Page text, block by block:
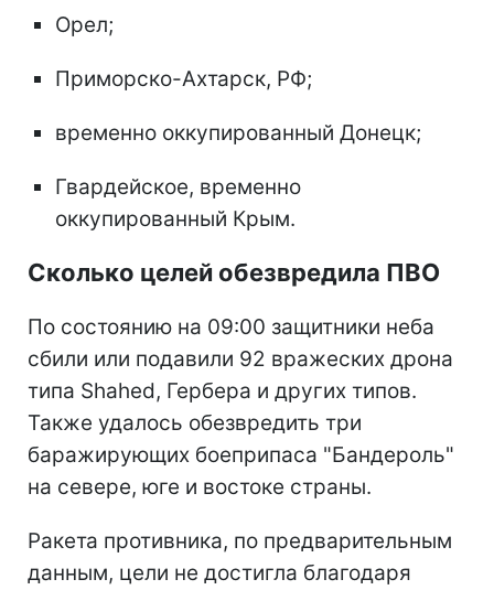
Орел;
Приморско-Ахтарск, РФ;
временно оккупированный Донецк;
Гвардейское, временно
оккупированный Крым.
Сколько целей обезвредила ПВО
По состоянию на 09:00 защитники неба
сбили или подавили 92 вражеских дрона
типа Shahed, Гербера и других типов.
Также удалось обезвредить три
баражирующих боеприпаса "Бандероль"
на севере, юге и востоке страны.
Ракета противника, по предварительным
данным, цели не достигла благодаря